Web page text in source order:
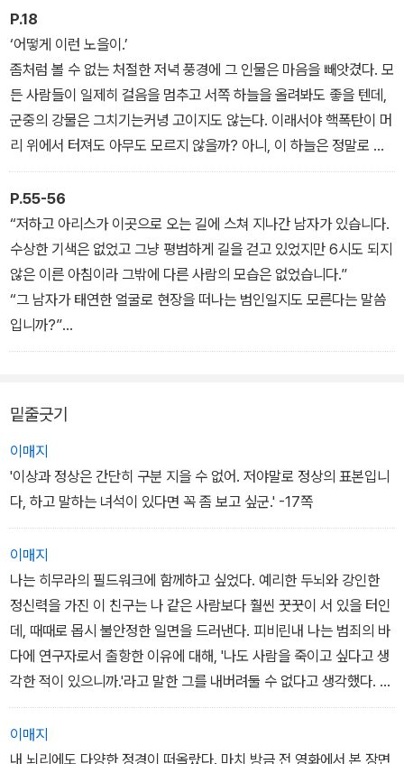
불리는 아파트에서 첫 번째 관계자를 면담하고 돌아온 그날 밤, 또 하
나의 시체가 유령 맨션에서 발견된다. 아케미가 어린 시절 겪었던 화
재와 2년 전의 살인사건, 그리고 유령 맨션에서 교살된 남자가 서로
연결되어 있다는 것을 직감적으로 느낀 히무라 히데오는 마침내 임상
범죄학자로서 필드워크에 착수하기로 결심하는데…
리의 가능성을 실험한다. 단순히 주홍색이 양념처럼 들어간 것이 아
니라 주홍색 자체가 동기이자 트릭이며 동시에 주제가 되어 결국 작
품 전체를 붉게 물들이는 것이다. '블랙 앤 화이트 시리즈' 37권.
P.18
‘어떻게 이런 노을이.’
좀처럼 볼 수 없는 처절한 저녁 풍경에 그 인물은 마음을 빼앗겼다. 모
든 사람들이 일제히 걸음을 멈추고 서쪽 하늘을 올려봐도 좋을 텐데,
군중의 강물은 그치기는커녕 고이지도 않는다. 이래서야 핵폭탄이 머
리 위에서 터져도 아무도 모르지 않을까? 아니, 이 하늘은 정말로 뭔
가 정체 모를 거대한 폭발의 결과인지도 모른다.
혹은? 어쩌면 이 저녁 풍경은 자신의 망막에만 비치는 게 아닐까 하
는 의혹마저 솟았다. 그 정도로 사람들은 하늘에 아무 관심도 보이지
않았다. 아니, 아니다. 그게 아니라 모두가 이 하늘에 영혼을 빼앗겨,
두려움을 느끼기 때문에 그런 감정을 겉으로 드러내지 못하는 것인지
도 모른다. 그렇다, 틀림없이.
어떤 징조를 예감케 하는 저녁 노을.
P.55-56
“저하고 아리스가 이곳으로 오는 길에 스쳐 지나간 남자가 있습니다.
수상한 기색은 없었고 그냥 평범하게 길을 걷고 있었지만 6시도 되지
않은 이른 아침이라 그밖에 다른 사람의 모습은 없었습니다.”
“그 남자가 태연한 얼굴로 현장을 떠나는 범인일지도 모른다는 말씀
입니까?”
“조금 생각하기 어려운 경우이기는 합니다. 그 남자와 마주친 장소는
겁니다. 굳이 스쳐 지나갈 이유는 없겠지요. 다만 현장 부근에서 본 유
일한 사람이니, 마음에 걸립니다.”
나는 조금도 신경 쓰지 않았다. 범인이라면 스쳐 지나갈 때 얼굴을 돌
리거나, 걸음을 서두르는 반응을 보였을 것이다. 하지만 그 남자는 고
개를 들고 당당하게 걸었다. 뭐, 히무라가 마음에 걸린다고 해도 그 인
물을 목격한 지 벌써 한 시간도 더 됐으니 이제 와서 뒤를 쫓을 방법도
없다.
“혹시 모르니 인상과 풍채를 말씀드리겠습니다.”
히무라의 천부적인 통찰력이 발휘되는 장면이었다. 남자는 연령 20
대. 신장은 1미터 70센티미터 전후, 적당한 몸집. 머리카락은 가운데
가르마로, 길이는 귀를 반쯤 덮는 정도. 베이지색 코트 깃을 세우고 있
어 콧대나 입가는 잘 보이지 않았지만 볼록한 이마와 또렷한 눈이 특
징적이었다. 약간 주위를 두리번거리며 걸었고 손에는 아무것도 들고
있지 않았다.
밑줄긋기
이매지
'이상과 정상은 간단히 구분 지을 수 없어. 저야말로 정상의 표본입니
다, 하고 말하는 녀석이 있다면 꼭 좀 보고 싶군.' -17쪽
이매지
나는 히무라의 필드워크에 함께하고 싶었다. 예리한 두뇌와 강인한
정신력을 가진 이 친구는 나 같은 사람보다 훨씬 꿋꿋이 서 있을 터인
데, 때때로 몹시 불안정한 일면을 드러낸다. 피비린내 나는 범죄의 바
다에 연구자로서 출항한 이유에 대해, '나도 사람을 죽이고 싶다고 생
각한 적이 있으니까.'라고 말한 그를 내버려둘 수 없다고 생각했다. 그
는 자발적으로 범죄라는 필드에 나섰다. 하지만 그것은 그가 자발적
으로 지옥의 가장자리를 맴돌고 있다는 뜻 같기도 했다. 주제넘은 생
각이겠지만 그가 끝자락에서 발을 헛디뎌 저편으로 굴러떨어지는 순
이매지
내 뇌리에도 다양한 정경이 떠올랐다. 마치 방금 전 영화에서 본 장면